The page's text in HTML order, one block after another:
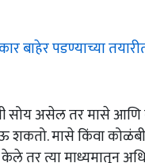
बाहेर पडण्याच्या
सोय असेल तर मासे आणि
शकतो. मासे किंवा
केले तर त्या माध्यमातून